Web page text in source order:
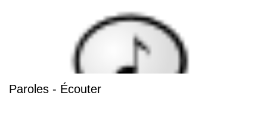
Paroles - Écouter